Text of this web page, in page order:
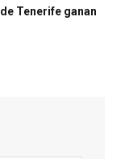
Tenerife ganan